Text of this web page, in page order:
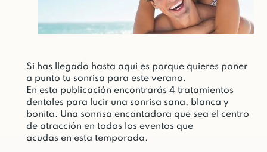
Si has llegado hasta aquí es porque quieres poner
a punto tu sonrisa para este verano.
En esta publicación encontrarás 4 tratamientos
dentales para lucir una sonrisa sana, blanca y
bonita. Una sonrisa encantadora que sea el centro
de atracción en todos los eventos que
acudas en esta temporada.